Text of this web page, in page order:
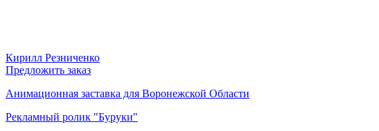
Кирилл Резниченко
Предложить заказ
Анимационная заставка для Воронежской Области
Рекламный ролик "Буруки"